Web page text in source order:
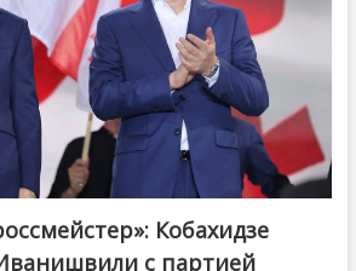
Dream
Кобахидзе
с партией